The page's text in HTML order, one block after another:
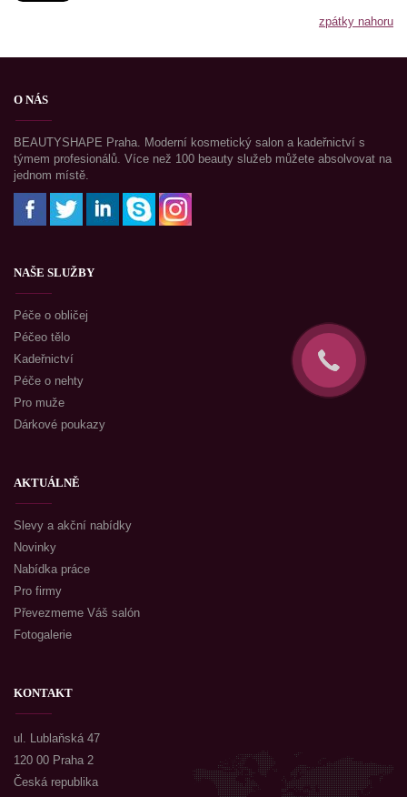
zpátky nahoru
O NÁS
BEAUTYSHAPE Praha. Moderní kosmetický salon a kadeřnictví s
týmem profesionálů. Více než 100 beauty služeb můžete absolvovat na
jednom místě.
NAŠE SLUŽBY
Péče o obličej
Péčeo tělo
Kadeřnictví
Péče o nehty
Pro muže
Dárkové poukazy
AKTUÁLNĚ
Slevy a akční nabídky
Novinky
Nabídka práce
Pro firmy
Převezmeme Váš salón
Fotogalerie
KONTAKT
ul. Lublaňská 47
120 00 Praha 2
Česká republika